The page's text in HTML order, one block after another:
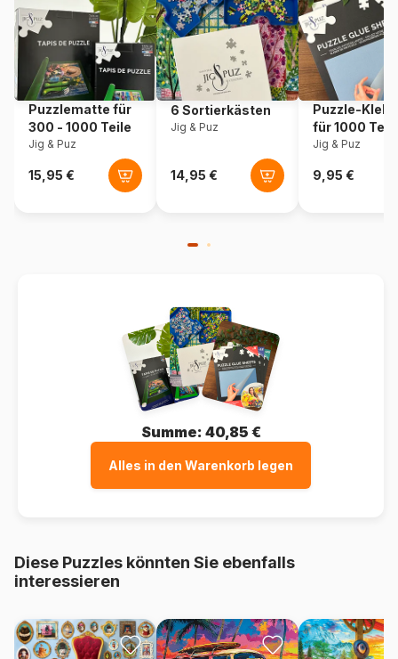
EAN 628136560061
Teileanzahl 500 Teile
Maße 68 x 48 cm
Puzzlematte für
300 - 1000 Teile
Jig & Puz
6 Sortierkästen
Jig & Puz
Puzzle-
für 1000
Jig & Puz
Summe: 40,85 €
Alles in den Warenkorb legen
Diese Puzzles könnten Sie ebenfalls
interessieren